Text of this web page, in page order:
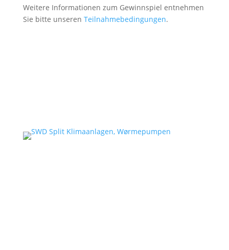
Weitere Informationen zum Gewinnspiel entnehmen
Sie bitte unseren Teilnahmebedingungen.